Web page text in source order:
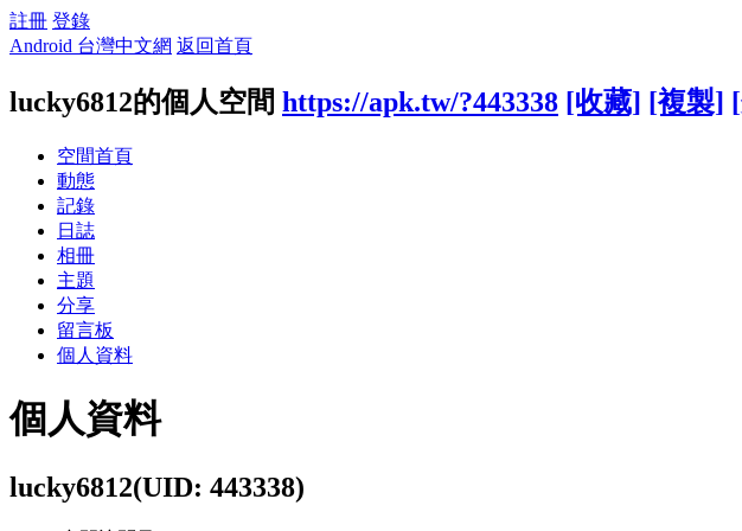
註冊 登錄
Android 台灣中文網 返回首頁
lucky6812的個人空間 https://apk.tw/?443338 [收藏] [複製]
空間首頁
動態
記錄
日誌
相冊
主題
分享
留言板
個人資料
個人資料
lucky6812(UID: 443338)